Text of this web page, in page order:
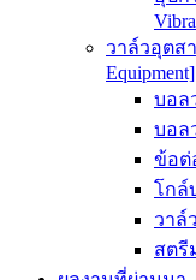
วาล์วอุตส
Equipment]
บอล
บอล
ข้อต่
โกล์
วาล์
สตรี